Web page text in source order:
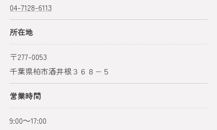
04-7128-6113
所在地
〒277-0053
千葉県柏市酒井根３６８−５
営業時間
9:00～17:00